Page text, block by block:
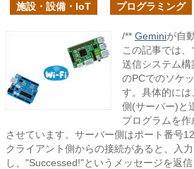
施設・設備・IoT
プログラミング
/** Geminiが自
この記事では
送信システム
のPCでのソケ
す。具体的に
側(サーバー)と
プログラムを
させています。サーバー側はポート番号
クライアント側からの接続があると、入
し、"Successed!"というメッセージを返